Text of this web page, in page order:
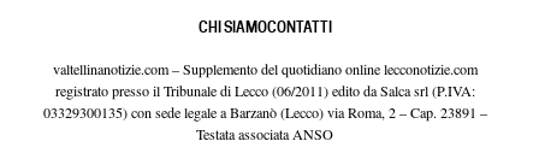
CHI SIAMOCONTATTI
valtellinanotizie.com – Supplemento del quotidiano online lecconotizie.com
registrato presso il Tribunale di Lecco (06/2011) edito da Salca srl (P.IVA:
03329300135) con sede legale a Barzanò (Lecco) via Roma, 2 – Cap. 23891 –
Testata associata ANSO